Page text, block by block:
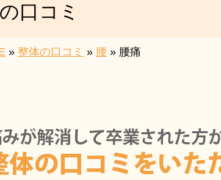
口コミ
» 整体の口コミ » 腰 » 腰痛